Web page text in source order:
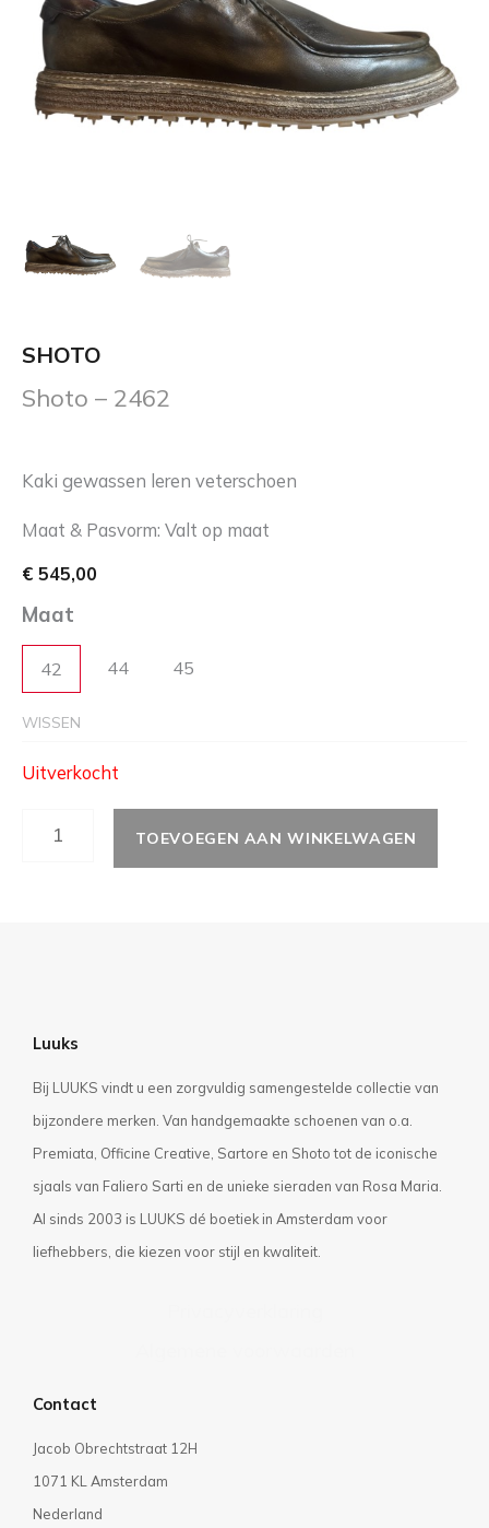
SHOTO
Shoto – 2462
Kaki gewassen leren veterschoen
Maat & Pasvorm: Valt op maat
€ 545,00
Maat
42 44 45
WISSEN
Uitverkocht
TOEVOEGEN AAN WINKELWAGEN
Luuks
Bij LUUKS vindt u een zorgvuldig samengestelde collectie van
bijzondere merken. Van handgemaakte schoenen van o.a.
Premiata, Officine Creative, Sartore en Shoto tot de iconische
sjaals van Faliero Sarti en de unieke sieraden van Rosa Maria.
Al sinds 2003 is LUUKS dé boetiek in Amsterdam voor
liefhebbers, die kiezen voor stijl en kwaliteit.
Contact
Jacob Obrechtstraat 12H
1071 KL Amsterdam
Nederland